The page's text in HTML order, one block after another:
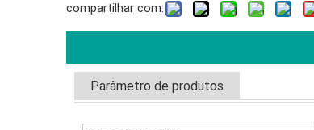
compartilhar com:
Parâmetro de produtos